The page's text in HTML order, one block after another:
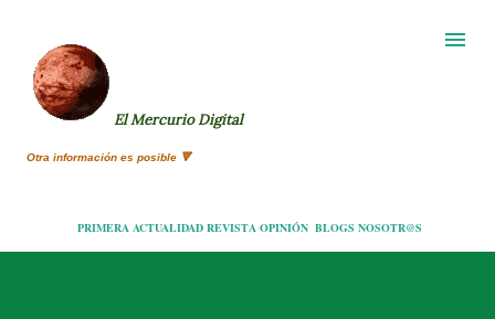
El Mercurio Digital
Otra información es posible 🔻
PRIMERA ACTUALIDAD REVISTA OPINIÓN BLOGS NOSOTR@S